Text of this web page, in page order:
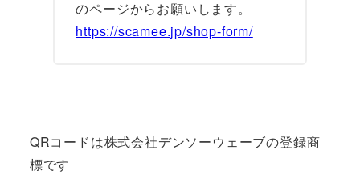
のページからお願いします。
https://scamee.jp/shop-form/
QRコードは株式会社デンソーウェーブの登録商
標です